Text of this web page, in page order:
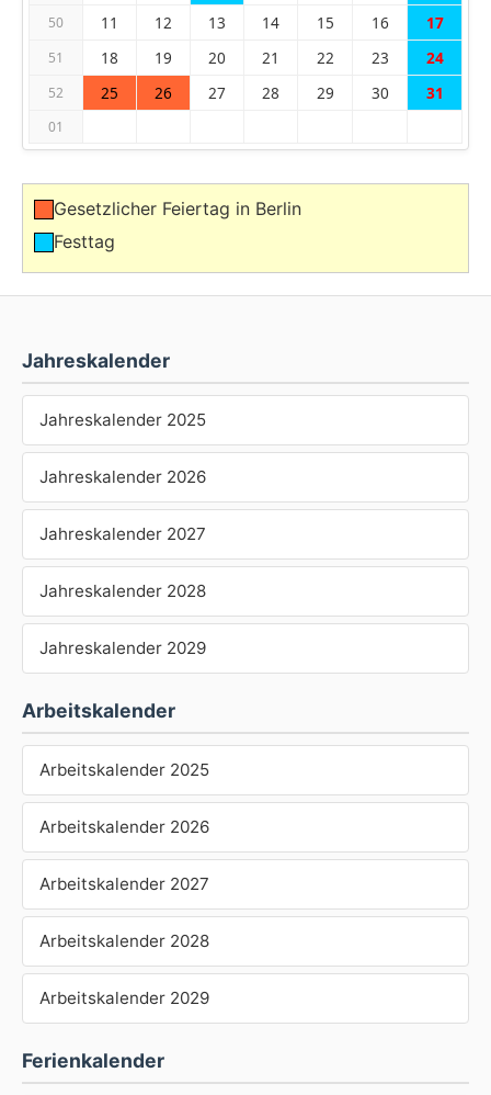
Jahreskalender
Jahreskalender 2025
Jahreskalender 2026
Jahreskalender 2027
Jahreskalender 2028
Jahreskalender 2029
Arbeitskalender
Arbeitskalender 2025
Arbeitskalender 2026
Arbeitskalender 2027
Arbeitskalender 2028
Arbeitskalender 2029
Ferienkalender
50 11 12 13 14 15 16 17
51 18 19 20 21 22 23 24
52 25 26 27 28 29 30 31
01
Gesetzlicher Feiertag in Berlin
Festtag